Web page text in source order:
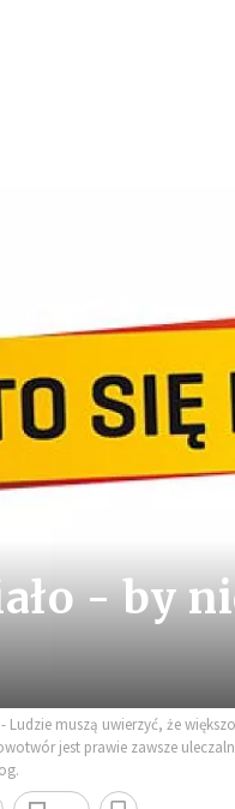
- by
muszą uwierzyć, że
jest prawie zawsze